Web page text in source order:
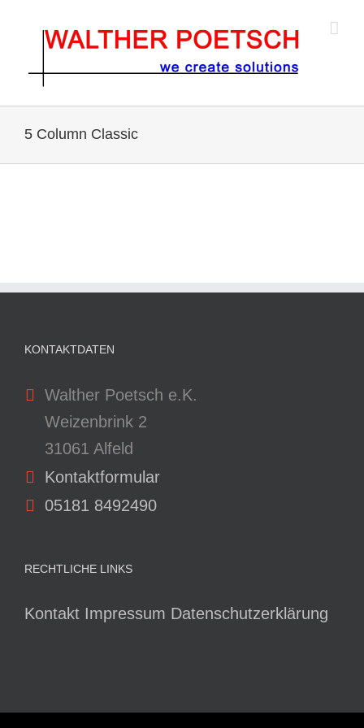
5 Column Classic
KONTAKTDATEN
Walther Poetsch e.K.
Weizenbrink 2
31061 Alfeld
Kontaktformular
05181 8492490
RECHTLICHE LINKS
Kontakt Impressum Datenschutzerklärung